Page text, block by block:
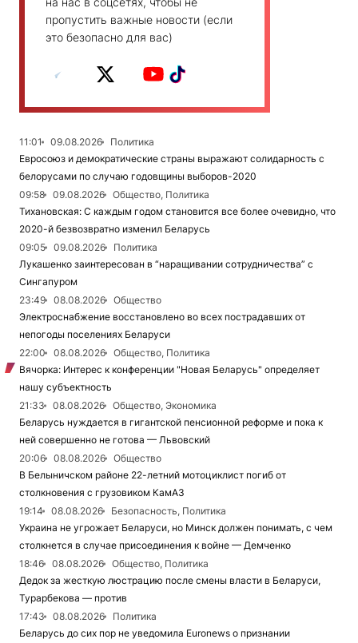
пропустить важные новости (если
это безопасно для вас)
11:01 09.08.2026
Политика
Евросоюз и демократические страны выражают солидарность с
белорусами по случаю годовщины выборов-2020
09:58
09.08.2026
Общество, Политика
Тихановская: С каждым годом становится все более очевидно, что
2020-й безвозвратно изменил Беларусь
09:05
09.08.2026
Политика
Лукашенко заинтересован в “наращивании сотрудничества” с
Сингапуром
23:49
08.08.2026
Общество
Электроснабжение восстановлено во всех пострадавших от
непогоды поселениях Беларуси
22:00
08.08.2026
Общество, Политика
Вячорка: Интерес к конференции "Новая Беларусь" определяет
нашу субъектность
21:33
08.08.2026
Общество, Экономика
Беларусь нуждается в гигантской пенсионной реформе и пока к
ней совершенно не готова — Львовский
20:06
08.08.2026
Общество
В Белыничском районе 22-летний мотоциклист погиб от
столкновения с грузовиком КамАЗ
19:14
08.08.2026
Безопасность, Политика
Украина не угрожает Беларуси, но Минск должен понимать, с чем
столкнется в случае присоединения к войне — Демченко
18:46
08.08.2026
Общество, Политика
Дедок за жесткую люстрацию после смены власти в Беларуси,
Турарбекова — против
17:43
08.08.2026
Политика
Беларусь до сих пор не уведомила Euronews о признании